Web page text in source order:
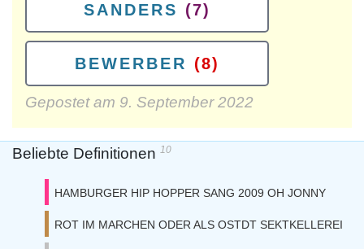
SANDERS (7)
BEWERBER (8)
Gepostet am 9. September 2022
Beliebte Definitionen 10
HAMBURGER HIP HOPPER SANG 2009 OH JONNY
ROT IM MARCHEN ODER ALS OSTDT SEKTKELLEREI